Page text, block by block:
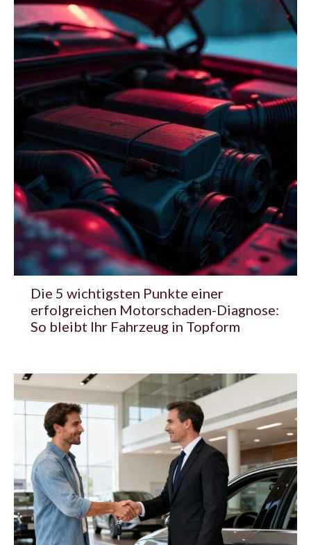
Die 5 wichtigsten Punkte einer
erfolgreichen Motorschaden-Diagnose:
So bleibt Ihr Fahrzeug in Topform